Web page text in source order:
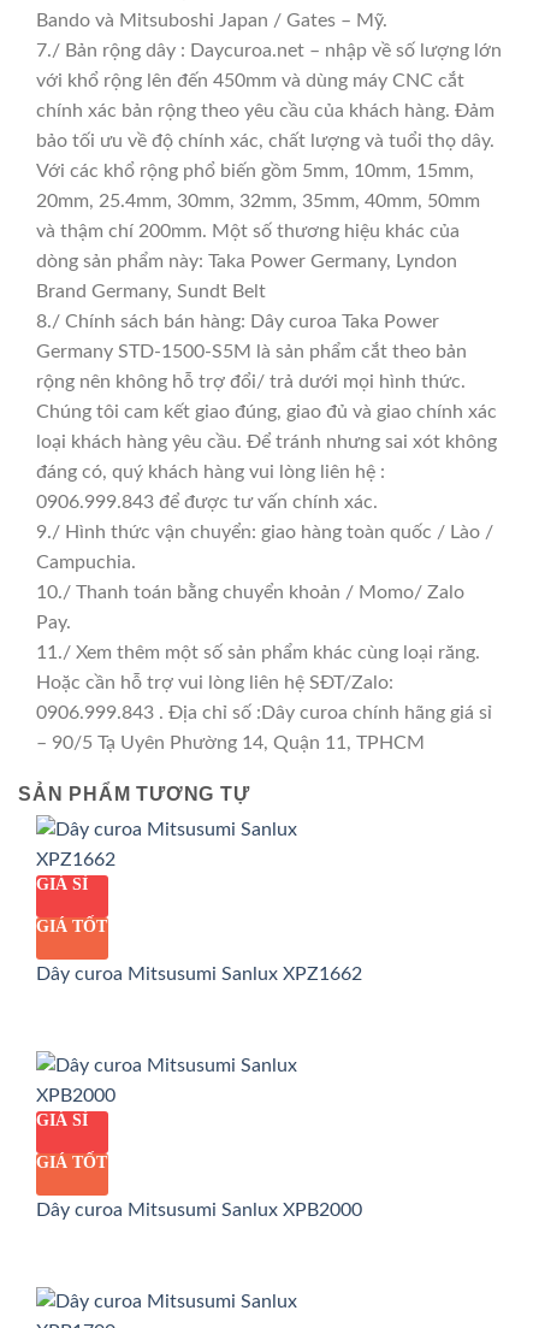
Bando và Mitsuboshi Japan / Gates – Mỹ.
7./ Bản rộng dây : Daycuroa.net – nhập về số lượng lớn
với khổ rộng lên đến 450mm và dùng máy CNC cắt
chính xác bản rộng theo yêu cầu của khách hàng. Đảm
bảo tối ưu về độ chính xác, chất lượng và tuổi thọ dây.
Với các khổ rộng phổ biến gồm 5mm, 10mm, 15mm,
20mm, 25.4mm, 30mm, 32mm, 35mm, 40mm, 50mm
và thậm chí 200mm. Một số thương hiệu khác của
dòng sản phẩm này: Taka Power Germany, Lyndon
Brand Germany, Sundt Belt
8./ Chính sách bán hàng: Dây curoa Taka Power
Germany STD-1500-S5M là sản phẩm cắt theo bản
rộng nên không hỗ trợ đổi/ trả dưới mọi hình thức.
Chúng tôi cam kết giao đúng, giao đủ và giao chính xác
loại khách hàng yêu cầu. Để tránh nhưng sai xót không
đáng có, quý khách hàng vui lòng liên hệ :
0906.999.843 để được tư vấn chính xác.
9./ Hình thức vận chuyển: giao hàng toàn quốc / Lào /
Campuchia.
10./ Thanh toán bằng chuyển khoản / Momo/ Zalo
Pay.
11./ Xem thêm một số sản phẩm khác cùng loại răng.
Hoặc cần hỗ trợ vui lòng liên hệ SĐT/Zalo:
0906.999.843 . Địa chỉ số :Dây curoa chính hãng giá sỉ
– 90/5 Tạ Uyên Phường 14, Quận 11, TPHCM
SẢN PHẨM TƯƠNG TỰ
GIÁ SỈ
GIÁ TỐT
Dây curoa Mitsusumi Sanlux XPZ1662
GIÁ SỈ
GIÁ TỐT
Dây curoa Mitsusumi Sanlux XPB2000